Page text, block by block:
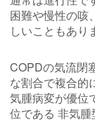
困難や慢性の咳
しいこともあり
COPDの気流閉
な割合で複合的
気腫病変が優位
位である 非気腫